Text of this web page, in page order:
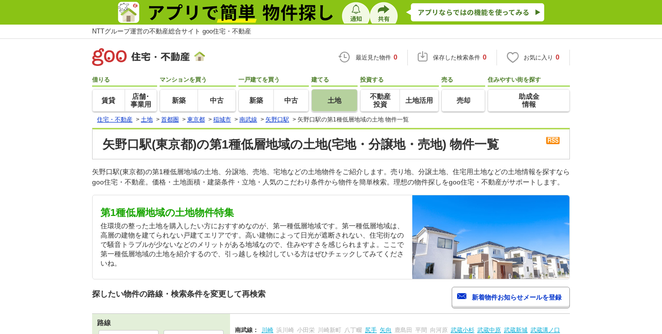
NTTグループ運営の不動産総合サイト goo住宅・不動産
最近見た物件 0 保存した検索条件 0 お気に入り 0
借りる
賃貸
店舗･
事業用
マンションを買う
新築 中古
一戸建てを買う
新築 中古
建てる
土地
投資する
不動産
投資
土地活用
売る
売却
住みやすい街を探す
助成金
情報
住宅・不動産 > 土地 > 首都圏 > 東京都 > 稲城市 > 南武線 > 矢野口駅 > 矢野口駅の第1種低層地域の土地 物件一覧
矢野口駅(東京都)の第1種低層地域の土地(宅地・分譲地・売地) 物件一覧
矢野口駅(東京都)の第1種低層地域の土地、分譲地、売地、宅地などの土地物件をご紹介します。売り地、分譲土地、住宅用土地などの土地情報を探すなら
goo住宅・不動産。価格・土地面積・建築条件・立地・人気のこだわり条件から物件を簡単検索。理想の物件探しをgoo住宅・不動産がサポートします。
第1種低層地域の土地物件特集
住環境の整った土地を購入したい方におすすめなのが、第一種低層地域です。第一種低層地域は、
高層の建物を建てられない戸建てエリアです。高い建物によって日光が遮断されない、住宅街なの
で騒音トラブルが少ないなどのメリットがある地域なので、住みやすさを感じられますよ。ここで
第一種低層地域の土地を紹介するので、引っ越しを検討している方はぜひチェックしてみてくださ
いね。
探したい物件の路線・検索条件を変更して再検索
路線
南武線： 川崎 浜川崎 小田栄 川崎新町 八丁畷 尻手 矢向 鹿島田 平間 向河原 武蔵小杉 武蔵中原 武蔵新城 武蔵溝ノ口